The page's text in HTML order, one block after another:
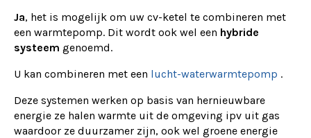
Ja, het is mogelijk om uw cv-ketel te combineren met
een warmtepomp. Dit wordt ook wel een hybride
systeem genoemd.
U kan combineren met een lucht-waterwarmtepomp .
Deze systemen werken op basis van hernieuwbare
energie ze halen warmte uit de omgeving ipv uit gas
waardoor ze duurzamer zijn, ook wel groene energie